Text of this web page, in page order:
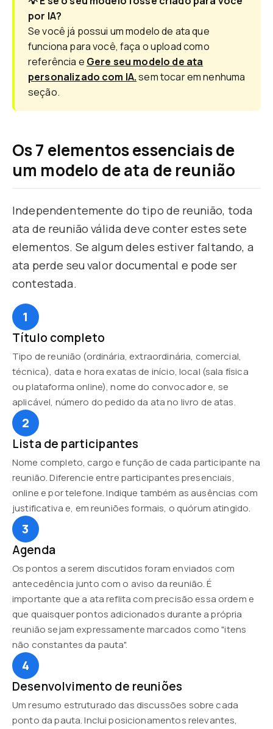
por IA?
Se você já possui um modelo de ata que
funciona para você, faça o upload como
referência e Gere seu modelo de ata
personalizado com IA.sem tocar em nenhuma
seção.
Os 7 elementos essenciais de
um modelo de ata de reunião
Independentemente do tipo de reunião, toda
ata de reunião válida deve conter estes sete
elementos. Se algum deles estiver faltando, a
ata perde seu valor documental e pode ser
contestada.
1
Título completo
Tipo de reunião (ordinária, extraordinária, comercial,
técnica), data e hora exatas de início, local (sala física
ou plataforma online), nome do convocador e, se
aplicável, número do pedido da ata no livro de atas.
2
Lista de participantes
Nome completo, cargo e função de cada participante na
reunião. Diferencie entre participantes presenciais,
online e por telefone. Indique também as ausências com
justificativa e, em reuniões formais, o quórum atingido.
3
Agenda
Os pontos a serem discutidos foram enviados com
antecedência junto com o aviso da reunião. É
importante que a ata reflita com precisão essa ordem e
que quaisquer pontos adicionados durante a própria
reunião sejam expressamente marcados como "itens
não constantes da pauta".
4
Desenvolvimento de reuniões
Um resumo estruturado das discussões sobre cada
ponto da pauta. Inclui posicionamentos relevantes,